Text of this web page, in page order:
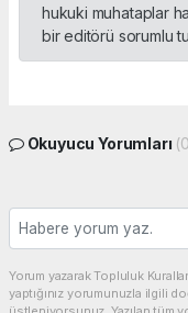
hukuki muhataplar
bir editörü sorumlu
Okuyucu Yorumları
Yorum yazarak Topluluk
yaptığınız yorumunuzla ilgili